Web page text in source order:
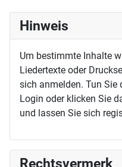
Hinweis
Um bestimmte Inhalte
Liedertexte oder
sich anmelden. Tun Sie
Login oder klicken Sie
und lassen Sie sich
Rechtsvermerk